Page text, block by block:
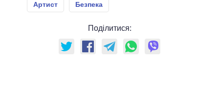
Артист Безпека
Поділитися: